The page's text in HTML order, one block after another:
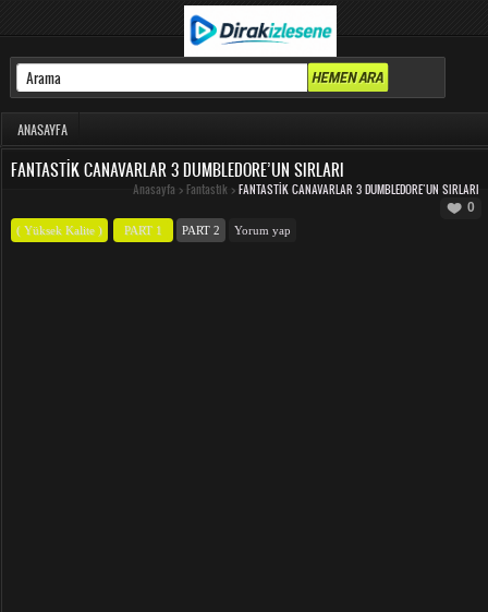
ANASAYFA
FANTASTIK CANAVARLAR 3 DUMBLEDORE’UN SIRLARI
Anasayfa > Fantastik > FANTASTIK CANAVARLAR 3 DUMBLEDORE’UN SIRLARI
0
( Yüksek Kalite ) PART 1 PART 2 Yorum yap